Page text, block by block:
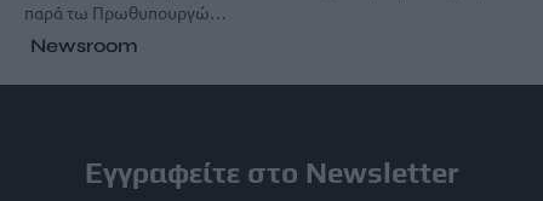
παρά τω Πρωθυπουργώ…
Newsroom
Εγγραφείτε στο Newsletter